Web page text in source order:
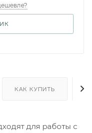
КАК КУПИТЬ
для работы с